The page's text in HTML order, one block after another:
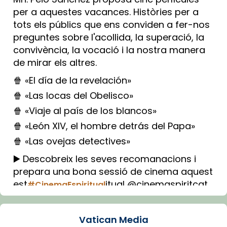
per a aquestes vacances. Històries per a
tots els públics que ens conviden a fer-nos
preguntes sobre l'acollida, la superació, la
convivència, la vocació i la nostra manera
de mirar els altres.
🍿 «El día de la revelación»
🍿 «Las locas del Obelisco»
🍿 «Viaje al país de los blancos»
🍿 «León XIV, el hombre detrás del Papa»
🍿 «Las ovejas detectives»
▶️ Descobreix les seves recomanacions i
prepara una bona sessió de cinema aquest
est#CinemaEspiritualitual @cinemaspiritcat
Imatge: Generada amb IA (OpenAI)
Vatican Media